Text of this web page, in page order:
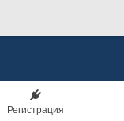
Регистрация